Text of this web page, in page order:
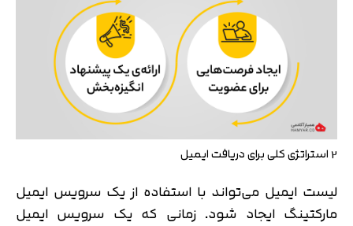
2 استراتژی کلی برای دریافت ایمیل
لیست ایمیل می‌تواند با استفاده از یک سرویس ایمیل
مارکتینگ ایجاد شود. زمانی که یک سرویس ایمیل